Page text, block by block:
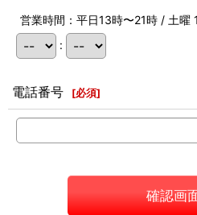
営業時間：平日13時〜21時 / 土曜
:
電話番号 [必須]
確認画